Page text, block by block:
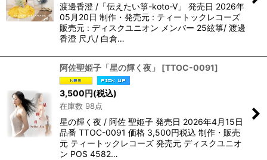
渡邊香澄 /「伝えたい箏-koto-V」 発売日 2026年
05月20日 制作・発売元 : ティートックレコーズ
販売元 : ディスクユニオン メンバー 25絃箏/ 渡邊
香澄 尺八/ 白倉…
阿佐聖姫子「星の輝く夜」 [TTOC-0091]
3,500円(税込)
在庫数 98点
星の輝く夜 / 阿佐 聖姫子 発売日 2026年4月15日
品番 TTOC-0091 価格 3,500円税込 制作・販売
元 ティートックレコーズ 発売元 ディスクユニオ
ン POS 4582…